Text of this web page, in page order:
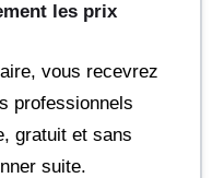
les prix
vous recevrez
professionnels
gratuit et sans
suite.